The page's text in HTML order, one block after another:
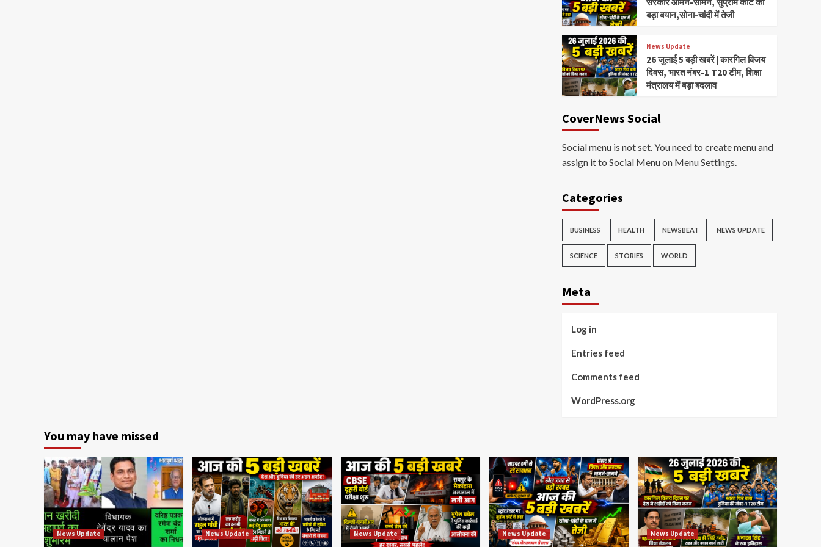
बड़ा बयान,सोना-चांदी में तेजी
News Update
26 जुलाई 5 बड़ी खबरें | कारगिल विजय
दिवस, भारत नंबर-1 T20 टीम, शिक्षा
मंत्रालय में बड़ा बदलाव
CoverNews Social
Social menu is not set. You need to create menu and
assign it to Social Menu on Menu Settings.
Categories
BUSINESS HEALTH NEWSBEAT NEWS UPDATE
SCIENCE STORIES WORLD
Meta
Log in
Entries feed
Comments feed
WordPress.org
You may have missed
News Update News Update News Update News Update News Update